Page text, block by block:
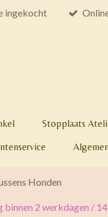
ingekocht
Stopplaats
Honden
binnen 2 werkdagen /